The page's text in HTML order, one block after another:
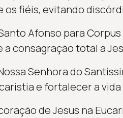
os fiéis, evitando
Afonso para
a consagração total a
Senhora do
e fortalecer a
de Jesus na